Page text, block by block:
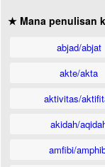
★ Mana penulisan
abjad/abjat
akte/akta
aktivitas/
akidah/
amfibi/